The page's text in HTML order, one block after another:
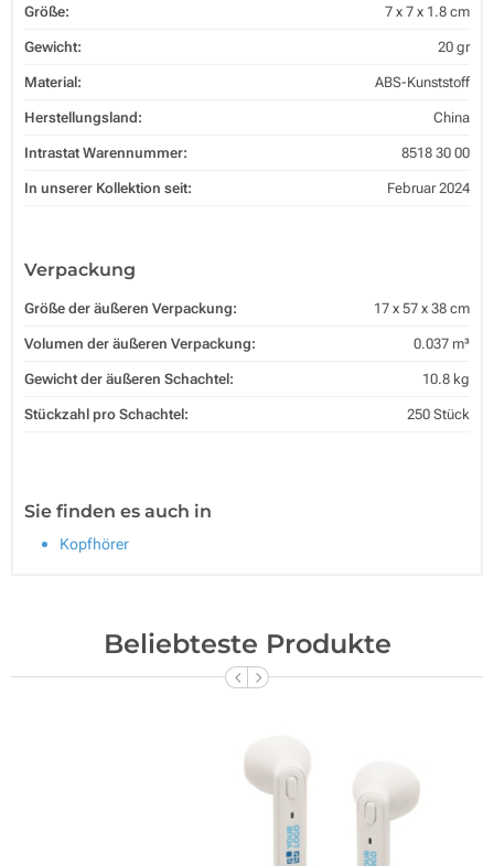
Größe: 7 x 7 x 1.8 cm
Gewicht: 20 gr
Material: ABS-Kunststoff
Herstellungsland: China
Intrastat Warennummer: 8518 30 00
In unserer Kollektion seit: Februar 2024
Verpackung
Größe der äußeren Verpackung: 17 x 57 x 38 cm
Volumen der äußeren Verpackung: 0.037 m³
Gewicht der äußeren Schachtel: 10.8 kg
Stückzahl pro Schachtel: 250 Stück
Sie finden es auch in
Kopfhörer
Beliebteste Produkte